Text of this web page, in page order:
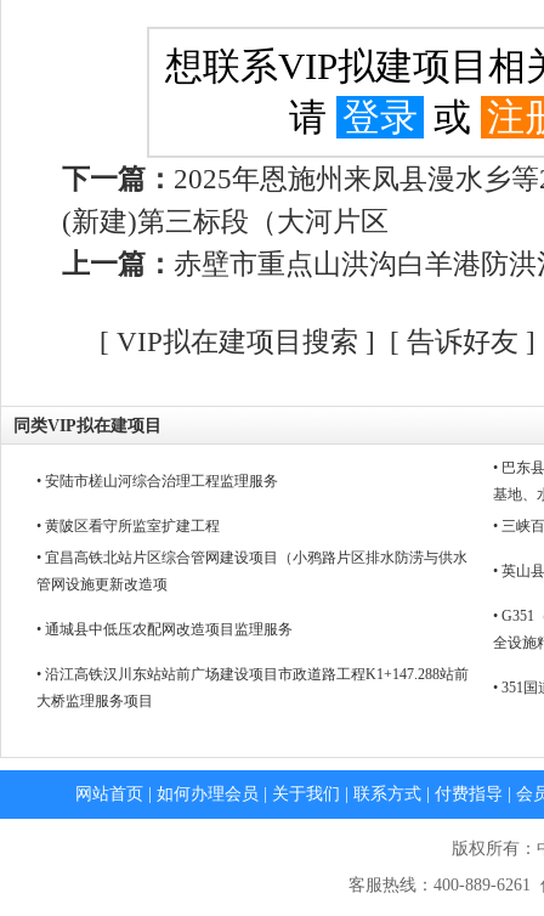
想联系VIP拟建项目相
请 登录 或 注
下一篇： 2025年恩施州来凤县漫水乡
(新建)第三标段（大河片区
上一篇： 赤壁市重点山洪沟白羊港防
[ VIP拟在建项目搜索 ] [ 告诉好友
同类VIP拟在建项目
• 安陆市槎山河综合治理工程监理服务
• 巴东
基地、
• 黄陂区看守所监室扩建工程
• 三峡
• 宜昌高铁北站片区综合管网建设项目（小鸦路片区排水防涝与供水
管网设施更新改造项
• 英山
• 通城县中低压农配网改造项目监理服务
• G351
全设施
• 沿江高铁汉川东站站前广场建设项目市政道路工程K1+147.288站前
大桥监理服务项目
• 351
网站首页 如何办理会员 关于我们 联系方式 付费指导 会
版权所有
客服热线：400-889-6261